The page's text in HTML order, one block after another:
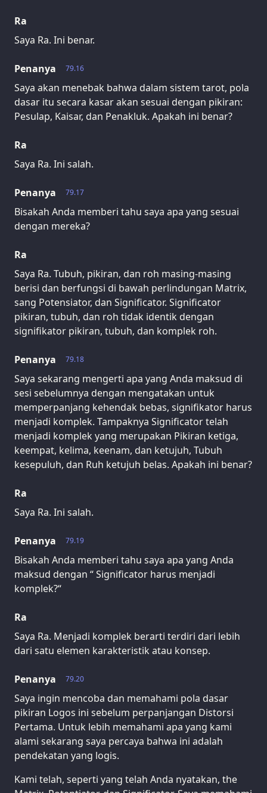
Ra
Saya Ra. Ini benar.
79.16
Penanya
Saya akan menebak bahwa dalam sistem tarot, pola
dasar itu secara kasar akan sesuai dengan pikiran:
Pesulap, Kaisar, dan Penakluk. Apakah ini benar?
Ra
Saya Ra. Ini salah.
79.17
Penanya
Bisakah Anda memberi tahu saya apa yang sesuai
dengan mereka?
Ra
Saya Ra. Tubuh, pikiran, dan roh masing-masing
berisi dan berfungsi di bawah perlindungan Matrix,
sang Potensiator, dan Significator. Significator
pikiran, tubuh, dan roh tidak identik dengan
signifikator pikiran, tubuh, dan komplek roh.
79.18
Penanya
Saya sekarang mengerti apa yang Anda maksud di
sesi sebelumnya dengan mengatakan untuk
memperpanjang kehendak bebas, signifikator harus
menjadi komplek. Tampaknya Significator telah
menjadi komplek yang merupakan Pikiran ketiga,
keempat, kelima, keenam, dan ketujuh, Tubuh
kesepuluh, dan Ruh ketujuh belas. Apakah ini benar?
Ra
Saya Ra. Ini salah.
79.19
Penanya
Bisakah Anda memberi tahu saya apa yang Anda
maksud dengan “ Significator harus menjadi
komplek?“
Ra
Saya Ra. Menjadi komplek berarti terdiri dari lebih
dari satu elemen karakteristik atau konsep.
79.20
Penanya
Saya ingin mencoba dan memahami pola dasar
pikiran Logos ini sebelum perpanjangan Distorsi
Pertama. Untuk lebih memahami apa yang kami
alami sekarang saya percaya bahwa ini adalah
pendekatan yang logis.
Kami telah, seperti yang telah Anda nyatakan, the